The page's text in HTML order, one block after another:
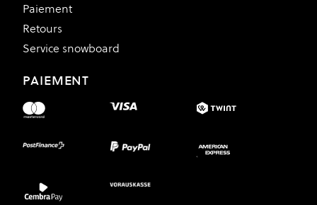
Paiement
Retours
Service snowboard
PAIEMENT